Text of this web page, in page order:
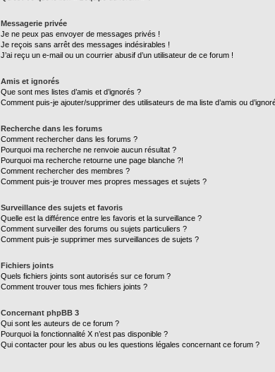
Messagerie privée
Je ne peux pas envoyer de messages privés !
Je reçois sans arrêt des messages indésirables !
J’ai reçu un e-mail ou un courrier abusif d’un utilisateur de ce forum !
Amis et ignorés
Que sont mes listes d’amis et d’ignorés ?
Comment puis-je ajouter/supprimer des utilisateurs de ma liste d’amis ou
Recherche dans les forums
Comment rechercher dans les forums ?
Pourquoi ma recherche ne renvoie aucun résultat ?
Pourquoi ma recherche retourne une page blanche ?!
Comment rechercher des membres ?
Comment puis-je trouver mes propres messages et sujets ?
Surveillance des sujets et favoris
Quelle est la différence entre les favoris et la surveillance ?
Comment surveiller des forums ou sujets particuliers ?
Comment puis-je supprimer mes surveillances de sujets ?
Fichiers joints
Quels fichiers joints sont autorisés sur ce forum ?
Comment trouver tous mes fichiers joints ?
Concernant phpBB 3
Qui sont les auteurs de ce forum ?
Pourquoi la fonctionnalité X n’est pas disponible ?
Qui contacter pour les abus ou les questions légales concernant ce forum ?